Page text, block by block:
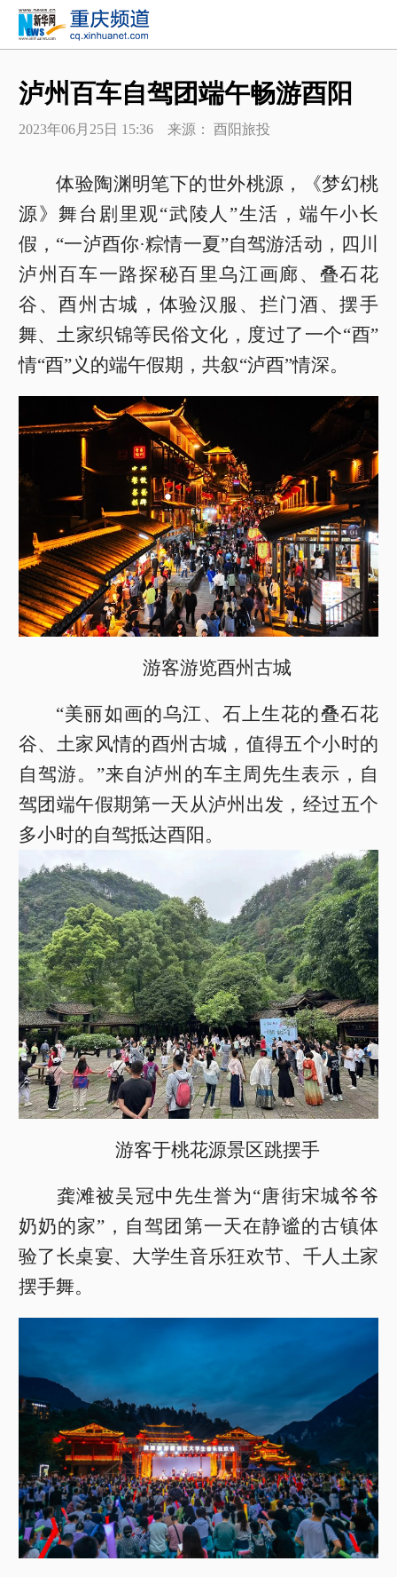
泸州百车自驾团端午畅游酉阳
2023年06月25日 15:36 来源： 酉阳旅投
体验陶渊明笔下的世外桃源，《梦幻桃
源》舞台剧里观“武陵人”生活，端午小长
假，“一泸酉你·粽情一夏”自驾游活动，四川
泸州百车一路探秘百里乌江画廊、叠石花
谷、酉州古城，体验汉服、拦门酒、摆手
舞、土家织锦等民俗文化，度过了一个“酉”
情“酉”义的端午假期，共叙“泸酉”情深。
游客游览酉州古城
“美丽如画的乌江、石上生花的叠石花
谷、土家风情的酉州古城，值得五个小时的
自驾游。”来自泸州的车主周先生表示，自
驾团端午假期第一天从泸州出发，经过五个
多小时的自驾抵达酉阳。
游客于桃花源景区跳摆手
龚滩被吴冠中先生誉为“唐街宋城爷爷
奶奶的家”，自驾团第一天在静谧的古镇体
验了长桌宴、大学生音乐狂欢节、千人土家
摆手舞。